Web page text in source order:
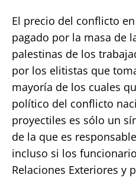
El precio del conflicto
pagado por la masa de
palestinas de los
por los elitistas que
mayoría de los cuales
político del conflicto
proyectiles es sólo un
de la que es
incluso si los
Relaciones Exteriores y